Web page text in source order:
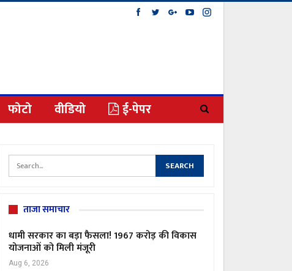
फोटो वीडियो ई-पेपर
ताजा समाचार
धामी सरकार का बड़ा फैसला! 1967 करोड़ की विकास
योजनाओं को मिली मंजूरी
Aug 6, 2026